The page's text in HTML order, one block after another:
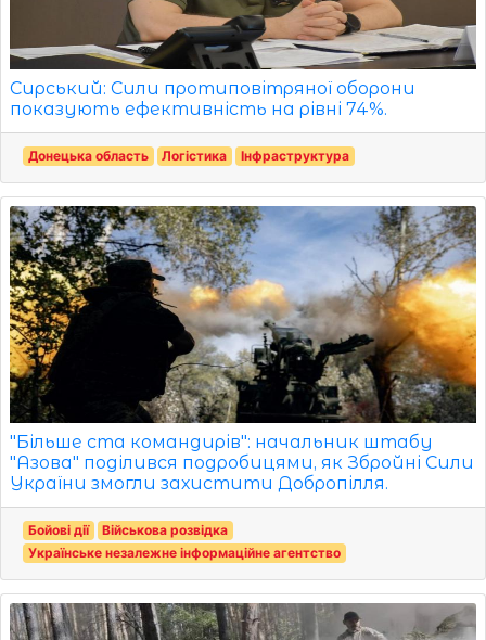
Сирський: Сили протиповітряної оборони
показують ефективність на рівні 74%.
Донецька область Логістика Інфраструктура
"Більше ста командирів": начальник штабу
"Азова" поділився подробицями, як Збройні Сили
України змогли захистити Добропілля.
Бойові дії
Військова розвідка
Українське незалежне інформаційне агентство